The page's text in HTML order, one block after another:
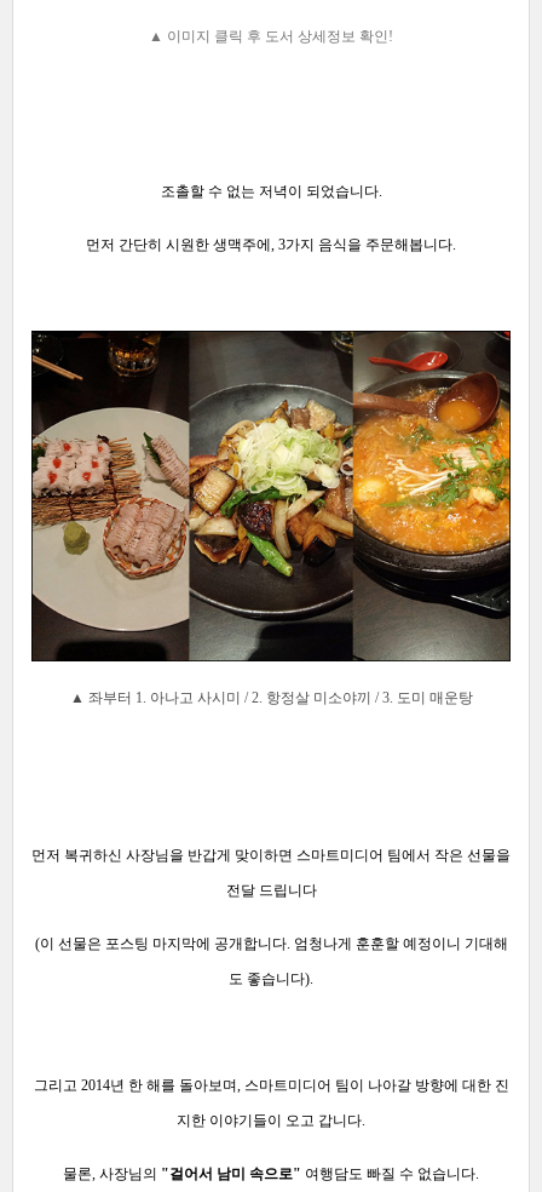
▲ 이미지 클릭 후 도서 상세정보 확인!
조촐할 수 없는 저녁이 되었습니다.
먼저 간단히 시원한 생맥주에, 3가지 음식을 주문해봅니다.
▲ 좌부터 1. 아나고 사시미 /2. 항정살 미소야끼 /3. 도미 매운탕
먼저 복귀하신 사장님을 반갑게 맞이하면 스마트미디어 팀에서 작은 선물을
전달 드립니다
(이 선물은 포스팅 마지막에 공개합니다. 엄청나게 훈훈할 예정이니 기대해
도 좋습니다).
그리고 2014년 한 해를 돌아보며, 스마트미디어 팀이 나아갈 방향에 대한 진
지한 이야기들이 오고 갑니다.
물론, 사장님의 "걸어서 남미 속으로" 여행담도 빠질 수 없습니다.